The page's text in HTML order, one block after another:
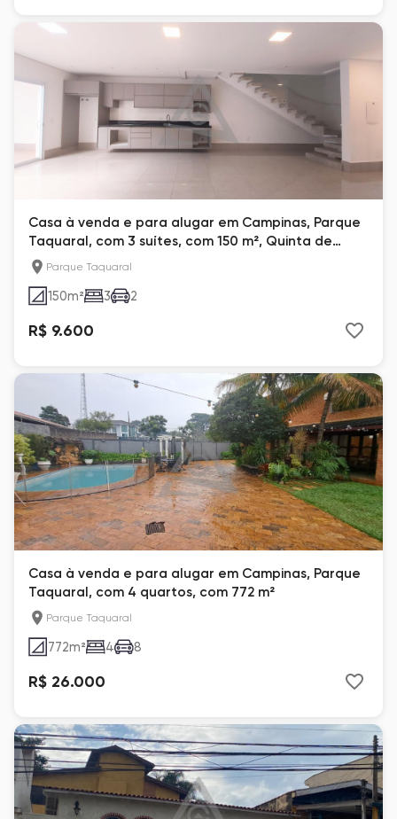
Casa à venda e para alugar em Campinas, Parque
Taquaral, com 3 suítes, com 150 m², Quinta de
Miranda
Parque Taquaral
150m² 3 2
R$ 9.600
Casa à venda e para alugar em Campinas, Parque
Taquaral, com 4 quartos, com 772 m²
Parque Taquaral
772m² 4 8
R$ 26.000